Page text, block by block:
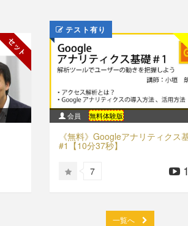
セット
テスト有り
会員 無料体験版
《無料》Googleアナリティクス
#1【10分37秒】
7
一覧へ